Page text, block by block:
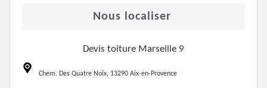
Nous localiser
Devis toiture Marseille 9
Chem. Des Quatre Noix, 13290 Aix-en-Provence